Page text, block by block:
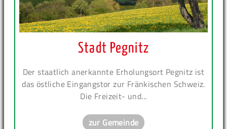
Stadt Pegnitz
Der staatlich anerkannte Erholungsort Pegnitz ist
das östliche Eingangstor zur Fränkischen Schweiz.
Die Freizeit- und...
zur Gemeinde